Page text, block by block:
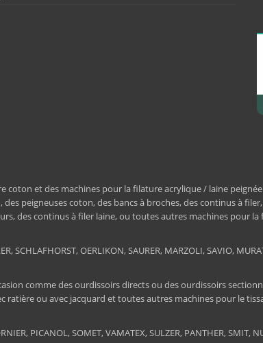
et des machines pour la filature acrylique / laine
peigneuses coton, des bancs à broches, des continus à
des continus à filer laine, ou toutes autres machines pour
OERLIKON, SAURER, MARZOLI, SAVIO,
comme des ourdissoirs directs ou des ourdissoirs
ou avec jacquard et toutes autres machines pour le
PICANOL, SOMET, VAMATEX, SULZER, PANTHER, SMIT,